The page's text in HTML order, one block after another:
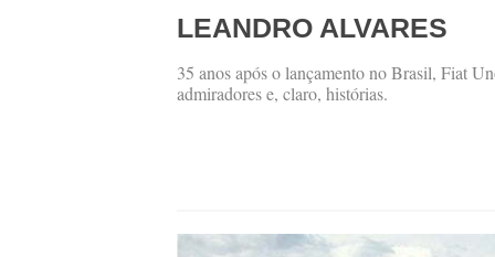
LEANDRO ALVARES
35 anos após o lançamento no Brasil, Fiat
admiradores e, claro, histórias.